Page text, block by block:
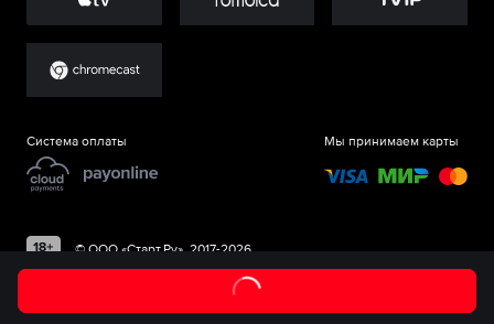
Система оплаты Мы принимаем карты
©ООО «Старт.Ру», 2017-2026